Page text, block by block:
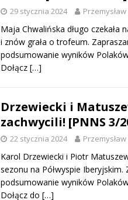
29 stycznia 2024
Maja Chwalińska długo czekała
i znów grała o trofeum.
podsumowanie wyników
Dołącz […]
Drzewiecki i
zachwycili! [PNNS 3/
22 stycznia 2024
Karol Drzewiecki i Piotr
sezonu na Półwyspie
podsumowanie wyników
Dołącz do […]